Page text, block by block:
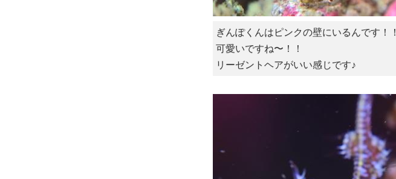
ぎんぽくんはピンクの壁にいるんです！！
可愛いですね〜！！
リーゼントヘアがいい感じです♪